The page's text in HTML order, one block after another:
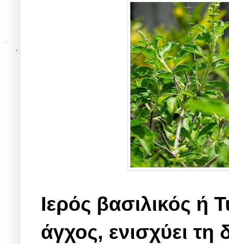
Ιερός βασιλικός ή
άγχος, ενισχύει τη